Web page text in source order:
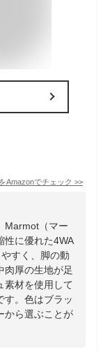
Amazonでチェック >>
Marmot（マー
性に優れた4WA
すく、脚の動
肉厚の生地が足
素材を使用して
す。色はブラッ
から選ぶことが